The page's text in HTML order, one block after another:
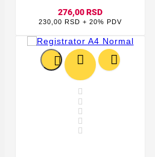
276,00 RSD
230,00 RSD + 20% PDV
  




